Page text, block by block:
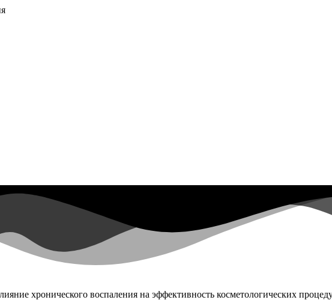
хронического воспаления на эффективность косметологических